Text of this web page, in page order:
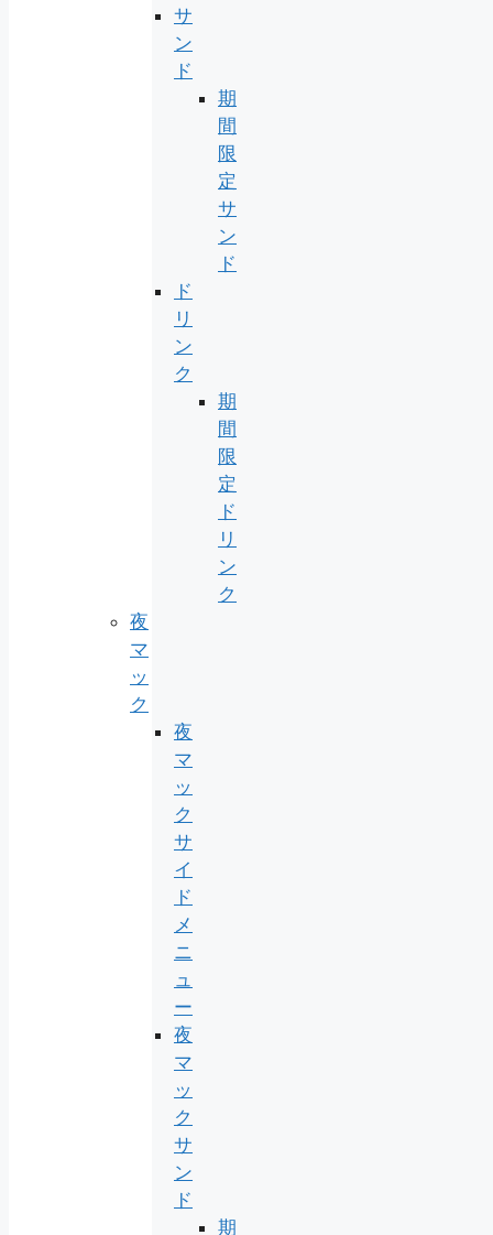
サ
ン
ド
期
間
限
定
サ
ン
ド
ド
リ
ン
ク
期
間
限
定
ド
リ
ン
ク
夜
マ
ッ
ク
夜
マ
ッ
ク
サ
イ
ド
メ
ニ
ュ
ー
夜
マ
ッ
ク
サ
ン
ド
期